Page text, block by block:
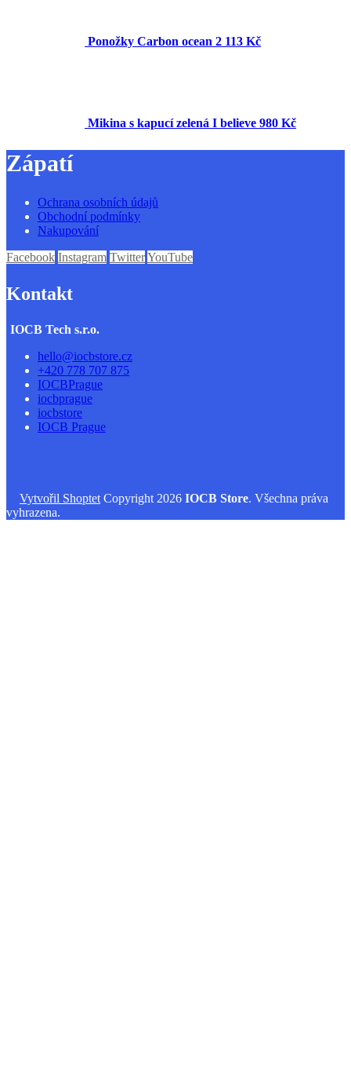
Ponožky Carbon ocean 2 113 Kč
Mikina s kapucí zelená I believe 980 Kč
Zápatí
Ochrana osobních údajů
Obchodní podmínky
Nakupování
Facebook Instagram TwitterYouTube
Kontakt
IOCB Tech s.r.o.
hello@iocbstore.cz
+420 778 707 875
IOCBPrague
iocbprague
iocbstore
IOCB Prague
Vytvořil Shoptet Copyright 2026 IOCB Store. Všechna práva
vyhrazena.